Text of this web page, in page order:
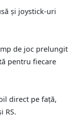
și joystick-uri
de joc prelungit
pentru fiecare
direct pe față,
RS.